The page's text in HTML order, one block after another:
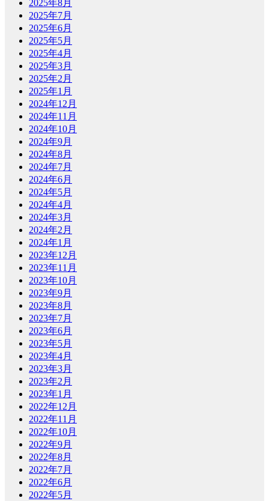
2025年8月
2025年7月
2025年6月
2025年5月
2025年4月
2025年3月
2025年2月
2025年1月
2024年12月
2024年11月
2024年10月
2024年9月
2024年8月
2024年7月
2024年6月
2024年5月
2024年4月
2024年3月
2024年2月
2024年1月
2023年12月
2023年11月
2023年10月
2023年9月
2023年8月
2023年7月
2023年6月
2023年5月
2023年4月
2023年3月
2023年2月
2023年1月
2022年12月
2022年11月
2022年10月
2022年9月
2022年8月
2022年7月
2022年6月
2022年5月